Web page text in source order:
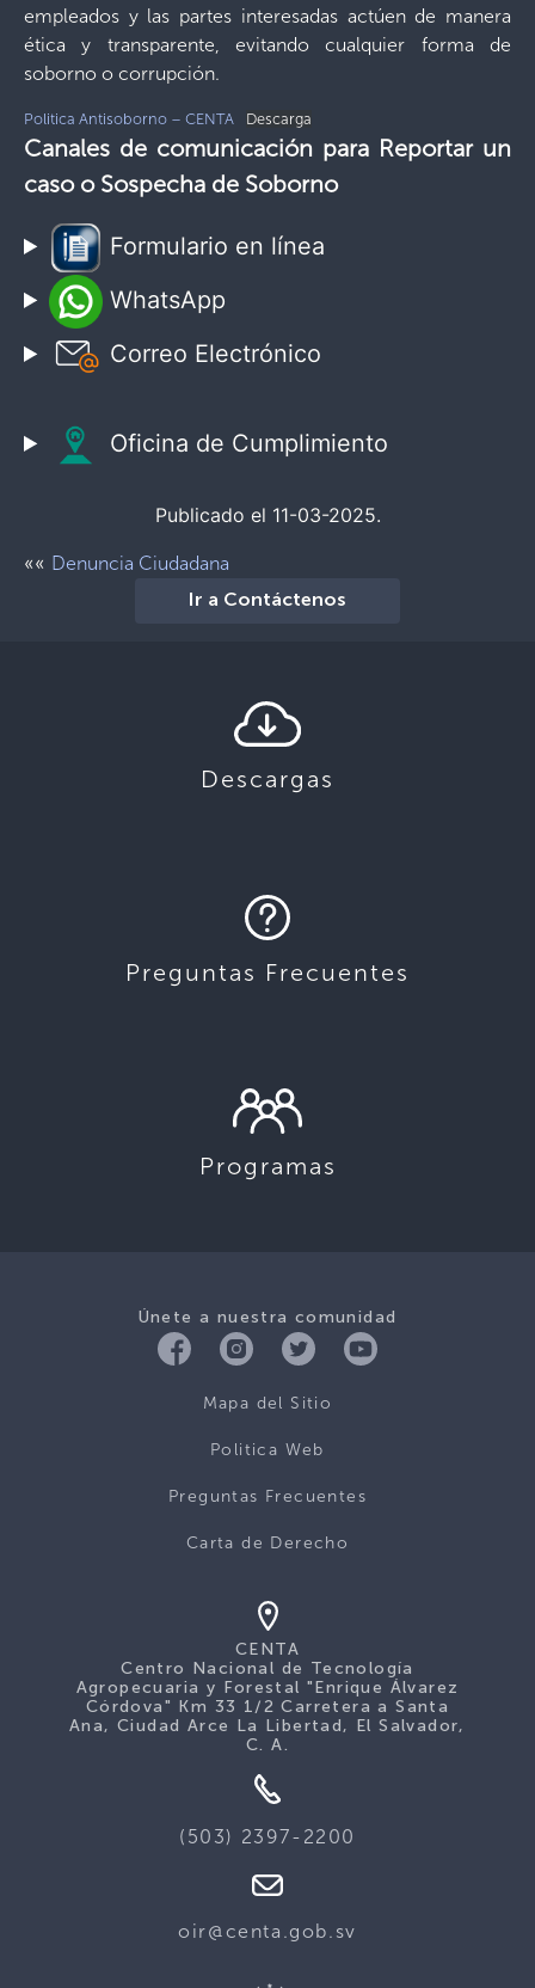
empleados y las partes interesadas actúen de manera
ética y transparente, evitando cualquier forma de
soborno o corrupción.
Politica Antisoborno – CENTA Descarga
Canales de comunicación para Reportar un
caso o Sospecha de Soborno
Formulario en línea
WhatsApp
Correo Electrónico
Oficina de Cumplimiento
Publicado el 11-03-2025.
«« Denuncia Ciudadana
Ir a Contáctenos
Descargas
Preguntas Frecuentes
Programas
Únete a nuestra comunidad
Mapa del Sitio
Politica Web
Preguntas Frecuentes
Carta de Derecho
CENTA
Centro Nacional de Tecnología
Agropecuaria y Forestal "Enrique Álvarez
Córdova" Km 33 1/2 Carretera a Santa
Ana, Ciudad Arce La Libertad, El Salvador,
C. A.
(503) 2397-2200
oir@centa.gob.sv